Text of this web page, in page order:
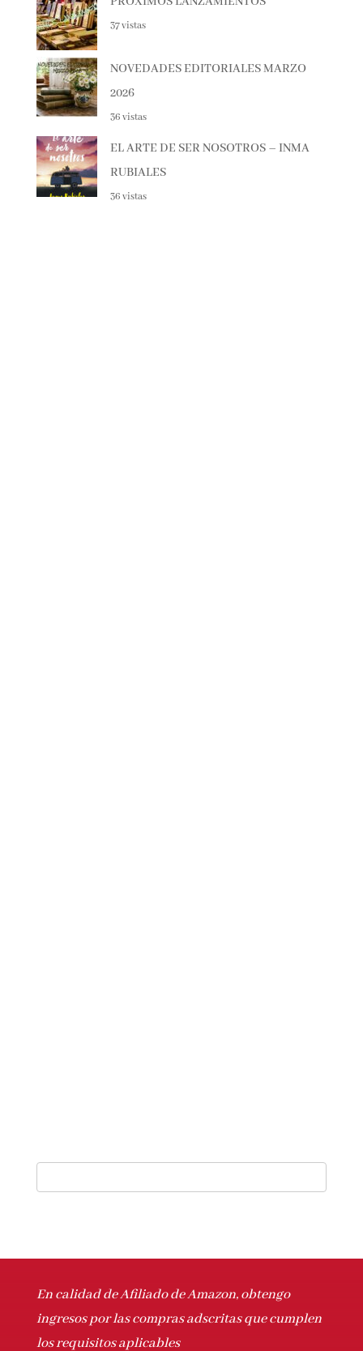
PRÓXIMOS LANZAMIENTOS
NOVEDADES EDITORIALES MARZO
2026
EL ARTE DE SER NOSOTROS – INMA
RUBIALES
En calidad de Afiliado de Amazon, obtengo
ingresos por las compras adscritas que